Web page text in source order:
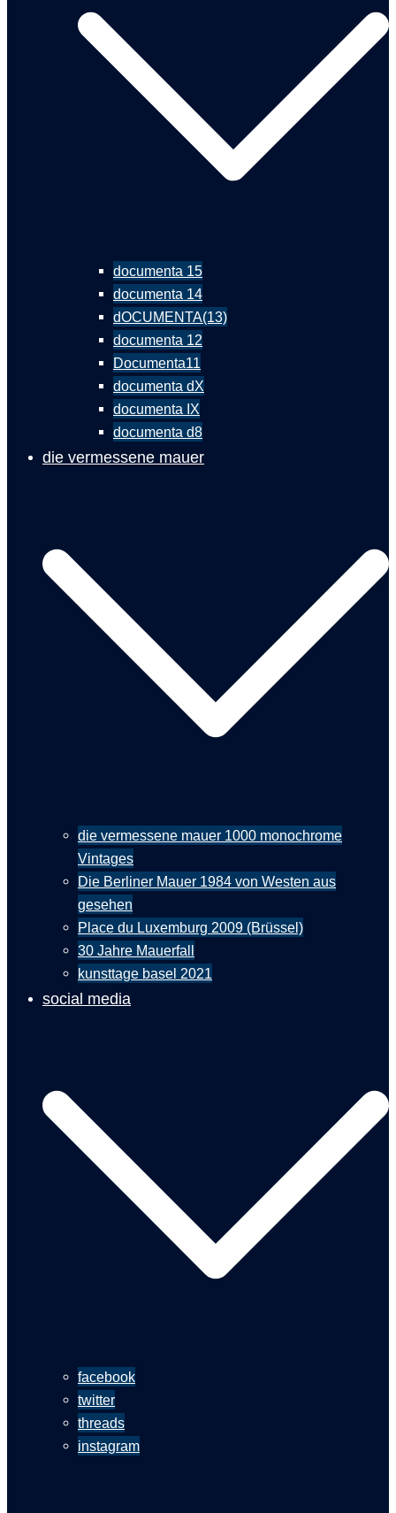
documenta 15
documenta 14
dOCUMENTA(13)
documenta 12
Documenta11
documenta dX
documenta IX
documenta d8
die vermessene mauer
die vermessene mauer 1000 monochrome
Vintages
Die Berliner Mauer 1984 von Westen aus
gesehen
Place du Luxemburg 2009 (Brüssel)
30 Jahre Mauerfall
kunsttage basel 2021
social media
facebook
twitter
threads
instagram